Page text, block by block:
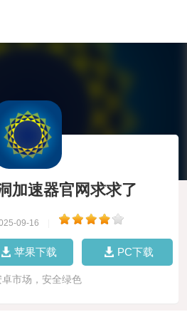
加速器官网求求了
09-16
苹果下载 PC下载
卓市场，安全绿色